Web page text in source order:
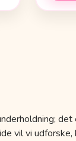
vil vi udforske,